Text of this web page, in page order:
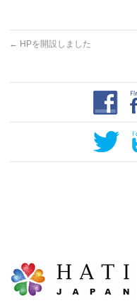
← HPを開設しました